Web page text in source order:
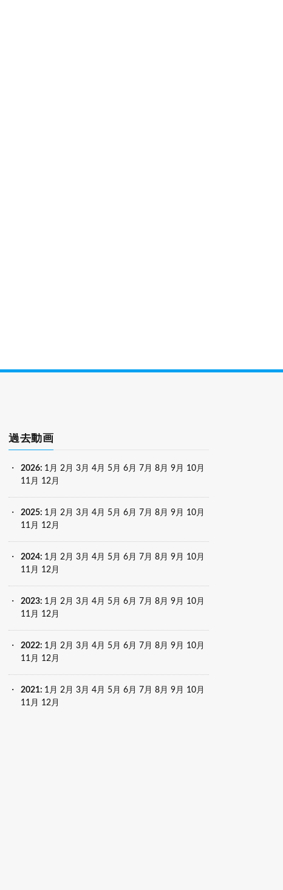
過去動画
2026: 1月 2月 3月 4月 5月 6月 7月 8月 9月
10月
11月
12月
2025: 1月 2月 3月 4月 5月 6月 7月 8月 9月
10月
11月
12月
2024: 1月 2月 3月 4月 5月 6月 7月 8月 9月
10月
11月
12月
2023: 1月 2月 3月 4月 5月 6月 7月 8月 9月
10月
11月
12月
2022: 1月 2月 3月 4月 5月 6月 7月 8月 9月
10月
11月
12月
2021: 1月 2月 3月 4月 5月 6月 7月 8月 9月
10月
11月
12月